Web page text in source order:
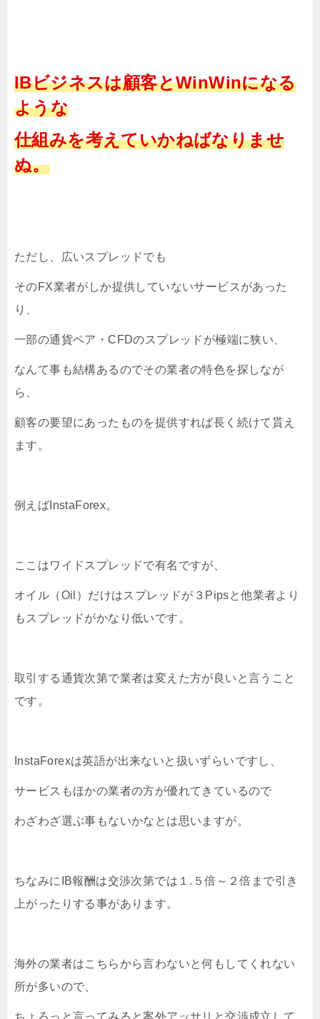
IBビジネスは顧客とWinWinになる
ような
仕組みを考えていかねばなりませ
ぬ。
ただし、広いスプレッドでも
そのFX業者がしか提供していないサービスがあった
り、
一部の通貨ペア・CFDのスプレッドが極端に狭い、
なんて事も結構あるのでその業者の特色を探しなが
ら、
顧客の要望にあったものを提供すれば長く続けて貰え
ます。
例えばInstaForex。
ここはワイドスプレッドで有名ですが、
オイル（Oil）だけはスプレッドが３Pipsと他業者より
もスプレッドがかなり低いです。
取引する通貨次第で業者は変えた方が良いと言うこと
です。
InstaForexは英語が出来ないと扱いずらいですし、
サービスもほかの業者の方が優れてきているので
わざわざ選ぶ事もないかなとは思いますが。
ちなみにIB報酬は交渉次第では１.５倍～２倍まで引き
上がったりする事があります。
海外の業者はこちらから言わないと何もしてくれない
所が多いので、